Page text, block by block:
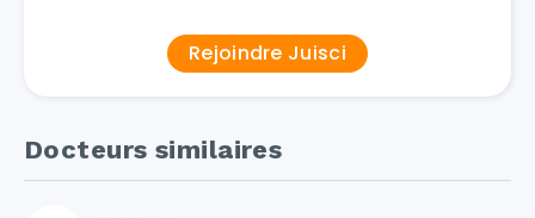
Rejoindre Juisci
Docteurs similaires